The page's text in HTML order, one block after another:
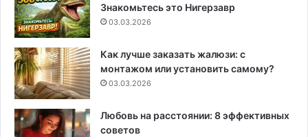
Знакомьтесь это Нигерзавр
03.03.2026
Как лучше заказать жалюзи: с
монтажом или установить самому?
03.03.2026
Любовь на расстоянии: 8 эффективных
советов